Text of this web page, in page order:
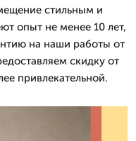
стильным и
опыт не менее 10 лет,
на наши работы от
скидку от
привлекательной.